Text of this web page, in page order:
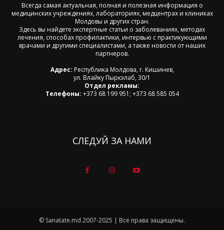
Всегда самая актуальная, полная и полезная информация о
медицинских учреждениях, лабораториях, медцентрах и клиниках
Молдовы и других стран.
Здесь вы найдете экспертные статьи о заболеваниях, методах
лечения, способах профилактики, интервью с практикующими
врачами и другими специалистами, а также новости от наших
партнеров.
Адрес: Республика Молдова, г. Кишинев,
ул. Влайку Пыркэлаб, 30/1
Отдел рекламы:
Телефоны: +373 68 199 951; +373 68 585 054
СЛЕДУЙ ЗА НАМИ
© Sanatate.md 2007-2025 | Все права защищены.